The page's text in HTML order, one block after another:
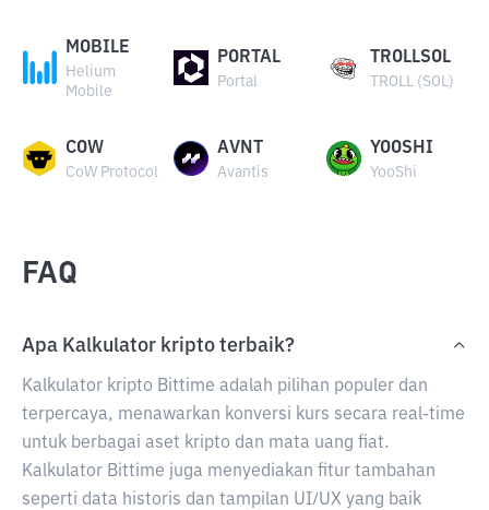
MOBILE
Helium
Mobile
PORTAL
Portal
TROLLSOL
TROLL (SOL)
COW
CoW Protocol
AVNT
Avantis
YOOSHI
YooShi
FAQ
Apa Kalkulator kripto terbaik?
Kalkulator kripto Bittime adalah pilihan populer dan
terpercaya, menawarkan konversi kurs secara real-time
untuk berbagai aset kripto dan mata uang fiat.
Kalkulator Bittime juga menyediakan fitur tambahan
seperti data historis dan tampilan UI/UX yang baik